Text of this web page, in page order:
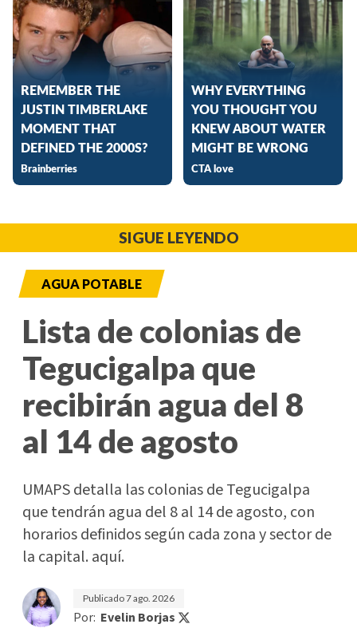
SIGUE LEYENDO
AGUA POTABLE
Lista de colonias de
Tegucigalpa que
recibirán agua del 8
al 14 de agosto
UMAPS detalla las colonias de Tegucigalpa
que tendrán agua del 8 al 14 de agosto, con
horarios definidos según cada zona y sector de
la capital. aquí.
Publicado7 ago. 2026
Por: Evelin Borjas